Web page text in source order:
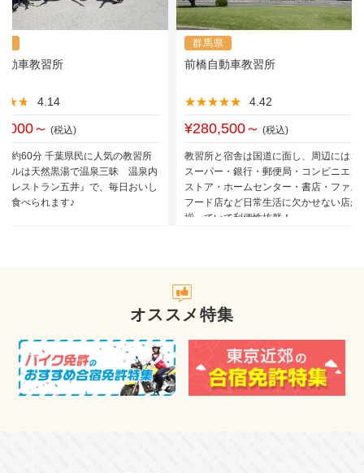
動車教習所
4.14
～ (税込)
約60分 千葉県民に人気の教習所
テルは天然黒湯で温泉三昧 温泉内
レストラン五井』で、毎日おいし
食べられます♪
群馬県
前橋自動車教習所
★★★★★
★★★★★ 4.42
¥280,500～ (税込)
教習所と宿舎は国道に面し、周辺には、
スーパー・銀行・郵便局・コンビニエン
ストア・ホームセンター・書店・ファス
フード店など日常生活に欠かせない店が
揃っていて利便性抜群！
オススメ特集